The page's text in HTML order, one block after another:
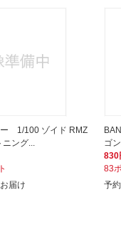
ー 1/100 ゾイド RMZ
ニング...
届け
ゴ
830
83
予